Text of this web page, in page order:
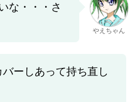
な・・・さ
やえちゃん
ーしあって持ち直し